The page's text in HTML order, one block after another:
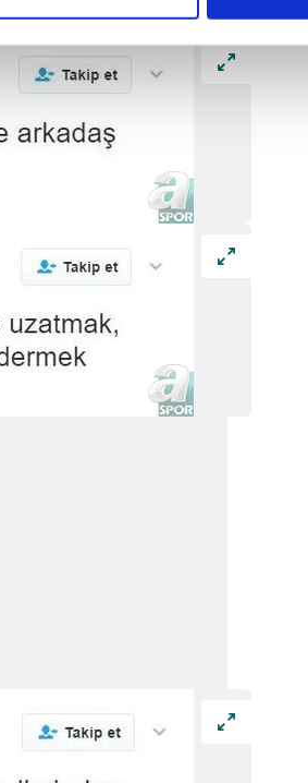
kullanıcılara hedefli
kendimize ve üçüncü kişilere ait
gerekli olan çerezler bilgi toplumu
kılınması ve kişiselleştirilmesi
olarak açık rızanız dahilinde
belirleyebilirsiniz. Çerezlere
Aydınlatma Metnimizi
için lütfen